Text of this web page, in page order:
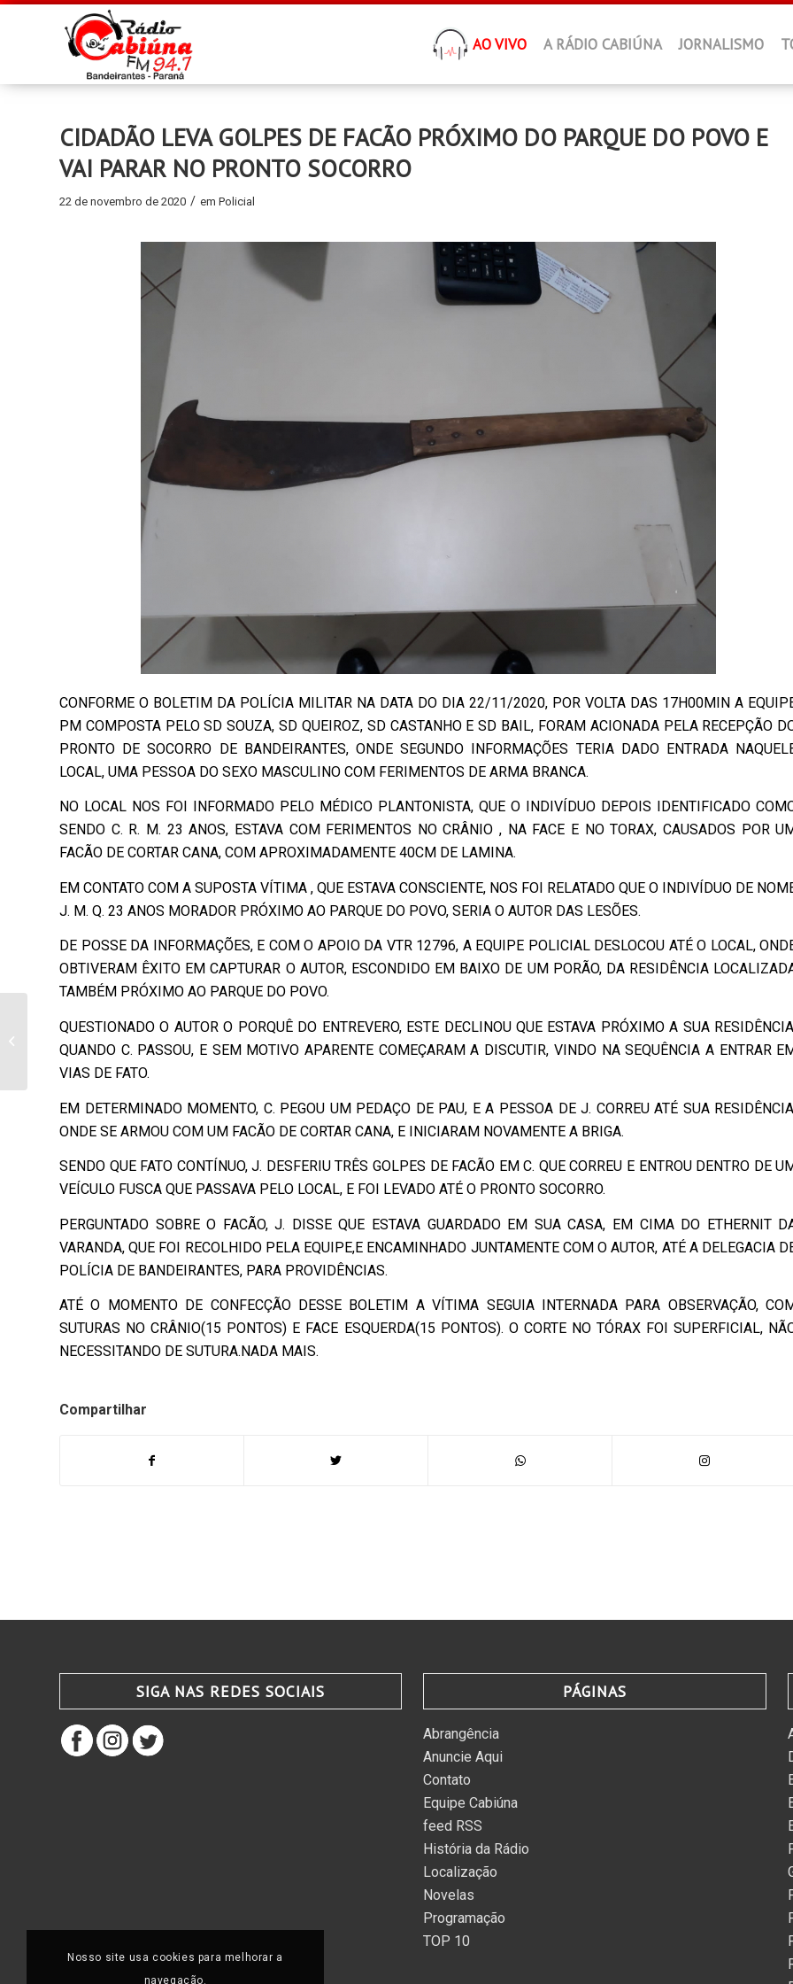
AO VIVO A RÁDIO CABIÚNA JORNALISMO
CIDADÃO LEVA GOLPES DE FACÃO PRÓXIMO DO PARQUE DO POVO E
VAI PARAR NO PRONTO SOCORRO
22 de novembro de 2020 / em Policial
CONFORME O BOLETIM DA POLÍCIA MILITAR NA DATA DO DIA 22/11/2020, POR VOLTA DAS 17H00MIN A
PM COMPOSTA PELO SD SOUZA, SD QUEIROZ, SD CASTANHO E SD BAIL, FORAM ACIONADA PELA RECEPÇÃO
PRONTO DE SOCORRO DE BANDEIRANTES, ONDE SEGUNDO INFORMAÇÕES TERIA DADO ENTRADA
LOCAL, UMA PESSOA DO SEXO MASCULINO COM FERIMENTOS DE ARMA BRANCA.
NO LOCAL NOS FOI INFORMADO PELO MÉDICO PLANTONISTA, QUE O INDIVÍDUO DEPOIS IDENTIFICADO
SENDO C. R. M. 23 ANOS, ESTAVA COM FERIMENTOS NO CRÂNIO , NA FACE E NO TORAX, CAUSADOS POR
FACÃO DE CORTAR CANA, COM APROXIMADAMENTE 40CM DE LAMINA.
EM CONTATO COM A SUPOSTA VÍTIMA , QUE ESTAVA CONSCIENTE, NOS FOI RELATADO QUE O INDIVÍDUO DE
J. M. Q. 23 ANOS MORADOR PRÓXIMO AO PARQUE DO POVO, SERIA O AUTOR DAS LESÕES.
DE POSSE DA INFORMAÇÕES, E COM O APOIO DA VTR 12796, A EQUIPE POLICIAL DESLOCOU ATÉ O LOCAL,
OBTIVERAM ÊXITO EM CAPTURAR O AUTOR, ESCONDIDO EM BAIXO DE UM PORÃO, DA RESIDÊNCIA
TAMBÉM PRÓXIMO AO PARQUE DO POVO.
QUESTIONADO O AUTOR O PORQUÊ DO ENTREVERO, ESTE DECLINOU QUE ESTAVA PRÓXIMO A SUA
QUANDO C. PASSOU, E SEM MOTIVO APARENTE COMEÇARAM A DISCUTIR, VINDO NA SEQUÊNCIA A ENTRAR
VIAS DE FATO.
EM DETERMINADO MOMENTO, C. PEGOU UM PEDAÇO DE PAU, E A PESSOA DE J. CORREU ATÉ SUA
ONDE SE ARMOU COM UM FACÃO DE CORTAR CANA, E INICIARAM NOVAMENTE A BRIGA.
SENDO QUE FATO CONTÍNUO, J. DESFERIU TRÊS GOLPES DE FACÃO EM C. QUE CORREU E ENTROU DENTRO DE
VEÍCULO FUSCA QUE PASSAVA PELO LOCAL, E FOI LEVADO ATÉ O PRONTO SOCORRO.
PERGUNTADO SOBRE O FACÃO, J. DISSE QUE ESTAVA GUARDADO EM SUA CASA, EM CIMA DO ETHERNIT
VARANDA, QUE FOI RECOLHIDO PELA EQUIPE,E ENCAMINHADO JUNTAMENTE COM O AUTOR, ATÉ A DELEGACIA
POLÍCIA DE BANDEIRANTES, PARA PROVIDÊNCIAS.
ATÉ O MOMENTO DE CONFECÇÃO DESSE BOLETIM A VÍTIMA SEGUIA INTERNADA PARA OBSERVAÇÃO,
SUTURAS NO CRÂNIO(15 PONTOS) E FACE ESQUERDA(15 PONTOS). O CORTE NO TÓRAX FOI SUPERFICIAL,
NECESSITANDO DE SUTURA.NADA MAIS.
Compartilhar
SIGA NAS REDES SOCIAIS PÁGINAS
Abrangência
Anuncie Aqui
Contato
Equipe Cabiúna
feed RSS
História da Rádio
Localização
Novelas
Programação
TOP 10
Colisão auto x moto no
na noite de sábado
Nosso site usa cookies para melhorar a
navegação.